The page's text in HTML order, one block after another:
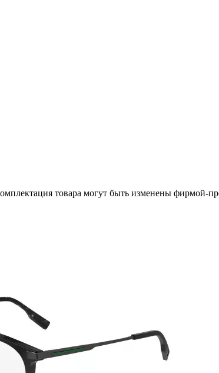
товара могут быть изменены фирмой-